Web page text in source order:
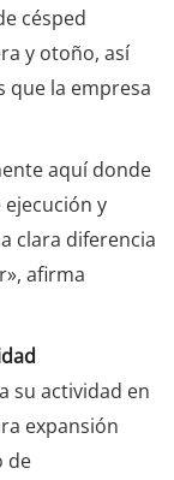
césped
y otoño, así
que la empresa
aquí donde
y
clara diferencia
afirma
su actividad en
expansión
de